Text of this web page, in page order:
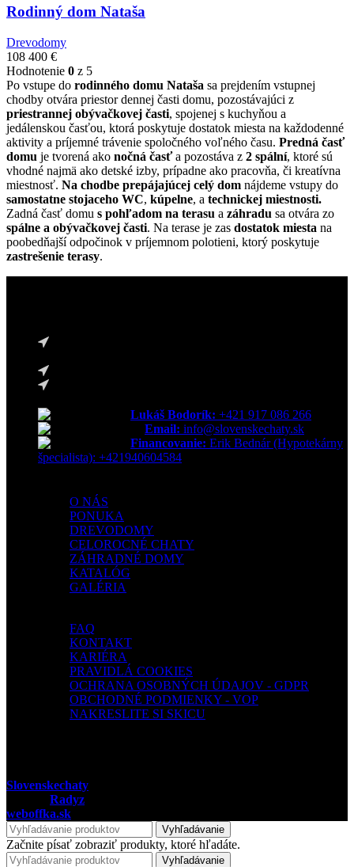
Rodinný dom Nataša
Drevodomy
108 400 €
Hodnotenie 0 z 5
Po vstupe do rodinného domu Nataša sa prejdením vstupnej
chodby otvára priestor dennej časti domu, pozostávajúci z
priestrannej obývačkovej časti, spojenej s kuchyňou a
jedálenskou časťou, ktorá poskytuje dostatok miesta na každodenné
aktivity a príjemné trávenie spoločného voľného času. Predná časť
domu je tvorená ako nočná časťa pozostáva z 2 spální, ktoré sú
vhodné najmä ako detské izby, prípadne ako pracovňa, či kreatívna
miestnosť. Na chodbe prepájajúcej celý dom nájdeme vstupy do
samostatne stojaceho WC, kúpelne, a technickej miestnosti.
Zadná časť domu s pohľadom na terasu a záhradu sa otvára zo
spálne a obývačkovej časti. Na terase je zas dostatok miesta na
poobedňajší odpočinok v príjemnom polotieni, ktorý poskytuje
zastrešenie terasy.
Lukáš Bodorík: +421 917 086 266
Email: info@slovenskechaty.sk
Financovanie: Erik Bednár (Hypotekárny
špecialista): +421940604584
O NÁS
PONUKA
DREVODOMY
CELOROCNÉ CHATY
ZÁHRADNÉ DOMY
KATALÓG
GALÉRIA
FAQ
KONTAKT
KARIÉRA
PRAVIDLÁ COOKIES
OCHRANA OSOBNÝCH ÚDAJOV - GDPR
OBCHODNÉ PODMIENKY - VOP
NAKRESLITE SI SKICU
Slovenskechaty
Radyz
weboffka.sk
Vyhľadávanie
Začnite písať zobraziť produkty, ktoré hľadáte.
Vyhľadávanie